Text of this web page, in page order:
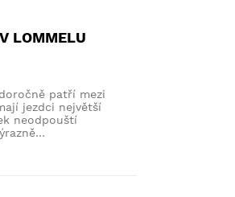
LOMMELU
patří mezi
jezdci největší
neodpouští